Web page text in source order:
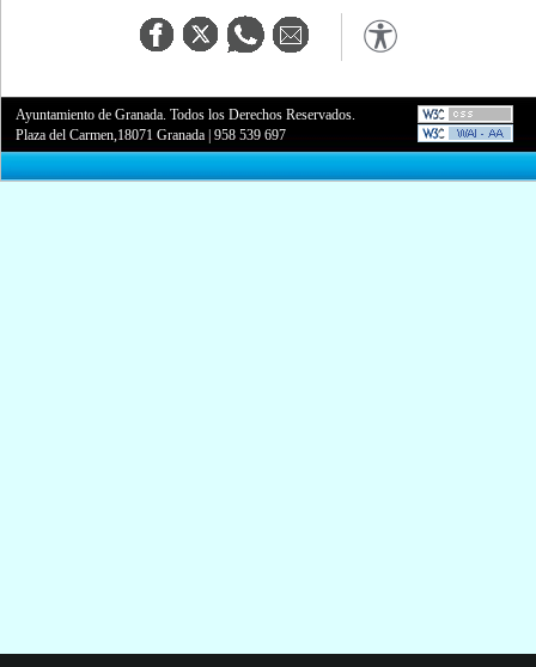
Ayuntamiento de Granada. Todos los Derechos Reservados.
Plaza del Carmen,18071 Granada |958 539 697